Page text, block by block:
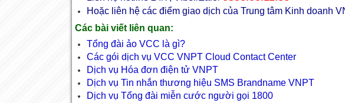
Hoặc liên hệ các điểm giao dịch của Trung tâm Kinh doanh
Các bài viết liên quan:
Tổng đài ảo VCC là gì?
Các gói dịch vụ VCC VNPT Cloud Contact Center
Dịch vụ Hóa đơn điện tử VNPT
Dịch vụ Tin nhắn thương hiệu SMS Brandname VNPT
Dịch vụ Tổng đài miễn cước người gọi 1800